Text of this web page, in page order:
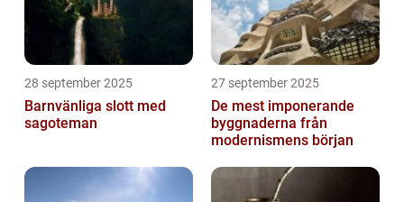
28 september 2025
Barnvänliga slott med
sagoteman
27 september 2025
De mest imponerande
byggnaderna från
modernismens början